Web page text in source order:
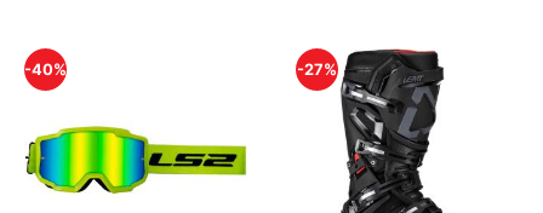
-40% -27%